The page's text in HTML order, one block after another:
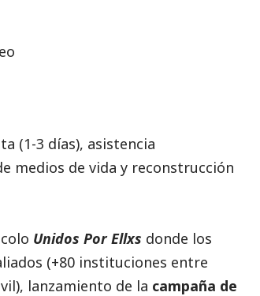
(1-3 días), asistencia
medios de vida y reconstrucción
Unidos Por Ellxs donde los
(+80 instituciones entre
lanzamiento de la campaña de